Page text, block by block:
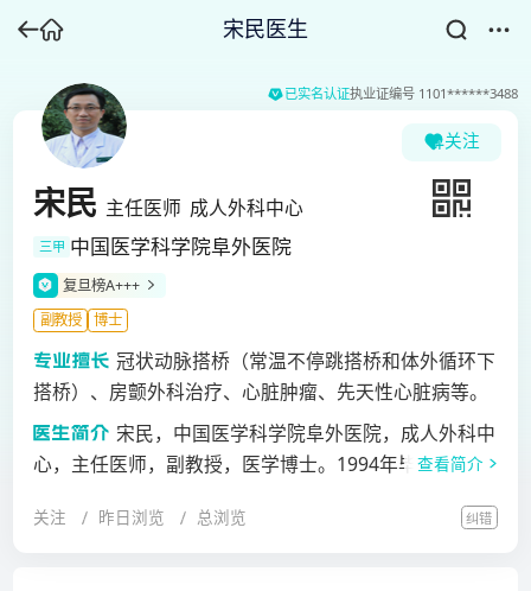
宋民医生
已实名认证执业证编号 1101******3488
关注
宋民 主任医师 成人外科中心
三甲 中国医学科学院阜外医院
复旦榜A+++
副教授
博士
冠状动脉搭桥（常温不停跳搭桥和体外循环下
搭桥）、房颤外科治疗、心脏肿瘤、先天性心脏病等。
宋民，中国医学科学院阜外医院，成人外科中
心，主任医师，副教授，医学博士。1994年毕业于中山
博士研究生，师从我国著名心血管外科专家吴清玉教
查看简介
关注 昨日浏览 总浏览 纠错